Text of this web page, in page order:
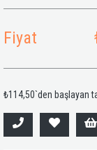
Fiyat
₺114,50`den başlayan